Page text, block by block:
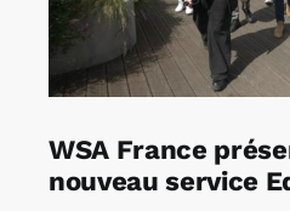
WSA France
nouveau service